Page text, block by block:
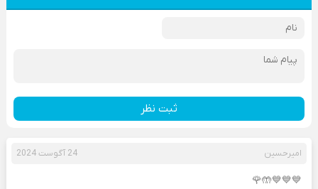
ثبت نظر
امیرحسین 24 آگوست 2024
💙💙💙🤲🌹